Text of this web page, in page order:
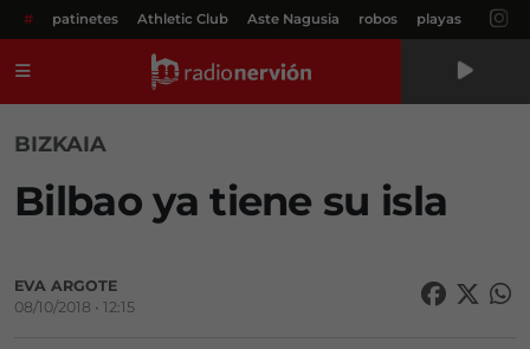
# patinetes Athletic Club Aste Nagusia robos playas
BIZKAIA
Bilbao ya tiene su isla
EVA ARGOTE
08/10/2018 • 12:15